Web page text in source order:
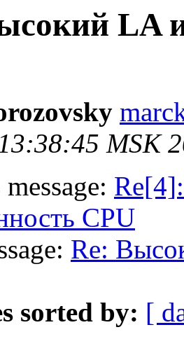
LA
MSK
CPU
Re:
sorted by: [